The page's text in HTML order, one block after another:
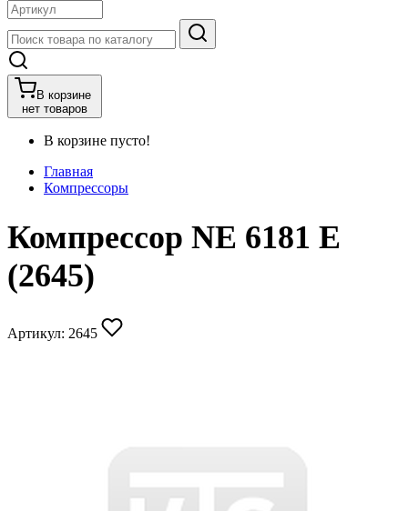
В корзине
нет товаров
В корзине пусто!
Главная
Компрессоры
Компрессор NE 6181 E
(2645)
Артикул: 2645